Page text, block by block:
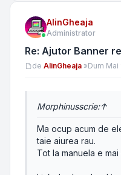
AlinGheaja
Administrator
Re: Ajutor Banner
Mesaj
de AlinGheaja »Dum Mai
Morphinusscrie:↑
Ma ocup acum de
taie aiurea rau.
Tot la manuela e